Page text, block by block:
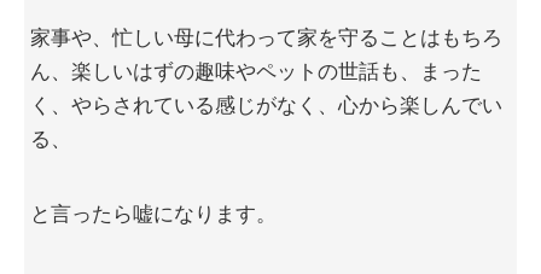
家事や、忙しい母に代わって家を守ることはもちろ
ん、楽しいはずの趣味やペットの世話も、まった
く、やらされている感じがなく、心から楽しんでい
る、
と言ったら嘘になります。